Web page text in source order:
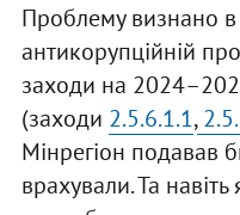
Проблему визнано
антикорупційній
заходи на
(заходи 2.5.6.1.1,
Мінрегіон подавав
врахували. Та